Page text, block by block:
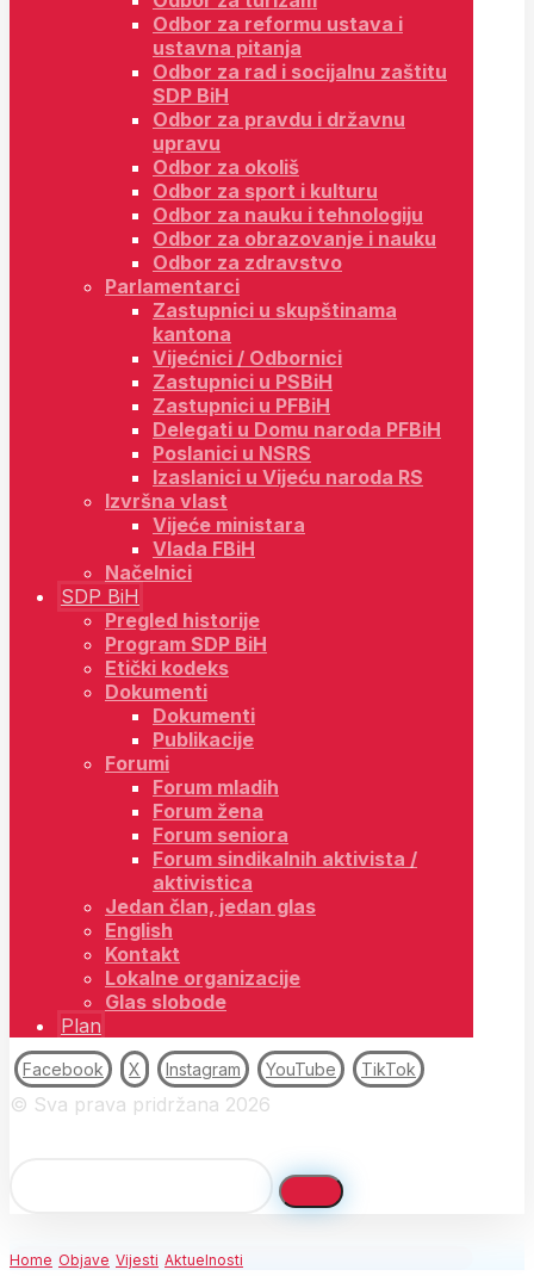
Odbor za reformu ustava i
ustavna pitanja
Odbor za rad i socijalnu zaštitu
SDP BiH
Odbor za pravdu i državnu
upravu
Odbor za okoliš
Odbor za sport i kulturu
Odbor za nauku i tehnologiju
Odbor za obrazovanje i nauku
Odbor za zdravstvo
Parlamentarci
Zastupnici u skupštinama
kantona
Vijećnici / Odbornici
Zastupnici u PSBiH
Zastupnici u PFBiH
Delegati u Domu naroda PFBiH
Poslanici u NSRS
Izaslanici u Vijeću naroda RS
Izvršna vlast
Vijeće ministara
Vlada FBiH
Načelnici
SDP BiH
Pregled historije
Program SDP BiH
Etički kodeks
Dokumenti
Dokumenti
Publikacije
Forumi
Forum mladih
Forum žena
Forum seniora
Forum sindikalnih aktivista /
aktivistica
Jedan član, jedan glas
English
Kontakt
Lokalne organizacije
Glas slobode
Plan
Facebook X Instagram YouTube TikTok
© Sva prava pridržana 2026
Home Objave Vijesti Aktuelnosti